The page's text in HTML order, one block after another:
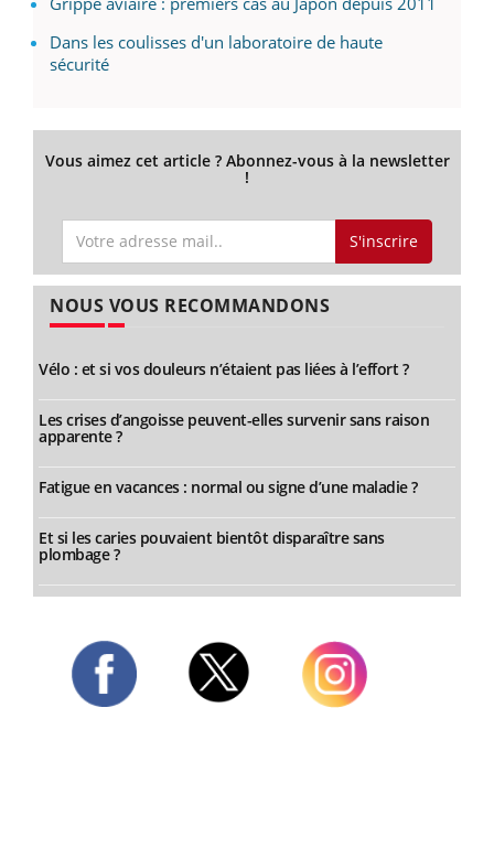
Dans les coulisses d'un laboratoire de haute
sécurité
Vous aimez cet article ? Abonnez-vous à la newsletter
!
S'inscrire
NOUS VOUS RECOMMANDONS
Vélo : et si vos douleurs n’étaient pas liées à l’effort ?
Les crises d’angoisse peuvent-elles survenir sans raison
apparente ?
Fatigue en vacances : normal ou signe d’une maladie ?
Et si les caries pouvaient bientôt disparaître sans
plombage ?